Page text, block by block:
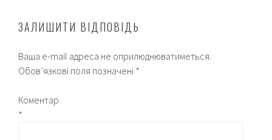
ЗАЛИШИТИ ВІДПОВІДЬ
Ваша e-mail адреса не оприлюднюватиметься.
Обов’язкові поля позначені *
Коментар
*